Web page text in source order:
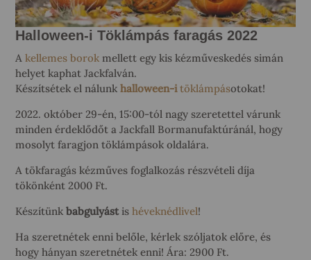
Halloween-i Töklámpás faragás 2022
Akellemes borok mellett egy kis kézműveskedés simán
helyet kaphat Jackfalván.
Készítsétek el nálunkhalloween-itöklámpásotokat!
2022. október 29-én, 15:00-tól nagy szeretettel várunk
minden érdeklődőt a Jackfall Bormanufaktúránál, hogy
mosolyt faragjon töklámpások oldalára.
A tökfaragás kézműves foglalkozás részvételi díja
tökönként 2000 Ft.
Készítünkbabgulyástishéveknédlivel!
Ha szeretnétek enni belőle, kérlek szóljatok előre, és
hogy hányan szeretnétek enni! Ára: 2900 Ft.